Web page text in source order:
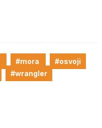
#mora
#osvoji
#wrangler